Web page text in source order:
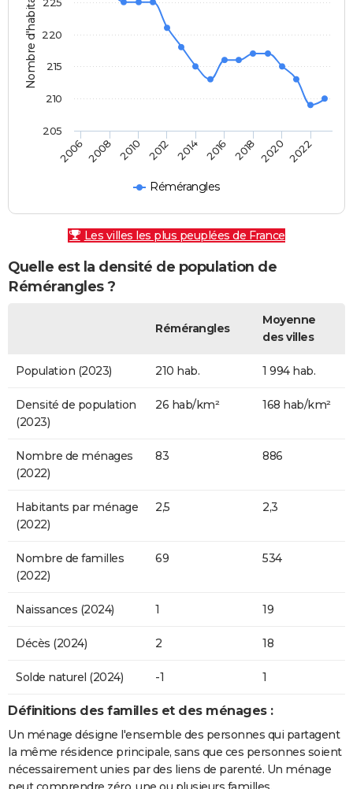
Nombre d'habitants
Rémérangles
20062008 2010 2012 2014 2016 2018 2020 2022
205
210
215
220
Les villes les plus peuplées de France
Quelle est la densité de population de
Rémérangles ?
Rémérangles
Moyenne
des villes
Population (2023) 210 hab. 1 994 hab.
Densité de population
(2023)
26 hab/km² 168 hab/km²
Nombre de ménages
(2022)
83 886
Habitants par ménage
(2022)
2,5 2,3
Nombre de familles
(2022)
69 534
Naissances (2024) 1 19
Décès (2024) 2 18
Solde naturel (2024) -1 1
Définitions des familles et des ménages :
Un ménage désigne l'ensemble des personnes qui partagent
la même résidence principale, sans que ces personnes soient
nécessairement unies par des liens de parenté. Un ménage